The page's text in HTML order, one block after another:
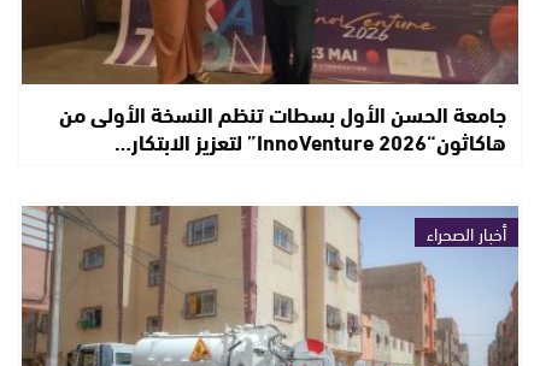
جامعة الحسن الأول بسطات تنظم النسخة الأولى من
هاكاثون“InnoVenture 2026” لتعزيز الابتكار…
أخبار الصحراء